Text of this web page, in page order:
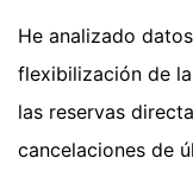
He analizado
flexibilización de
las reservas
cancelaciones de